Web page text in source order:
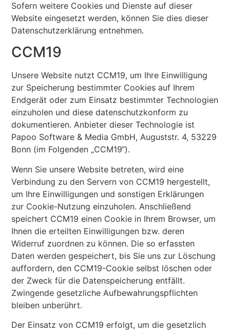
Sofern weitere Cookies und Dienste auf dieser
Website eingesetzt werden, können Sie dies dieser
Datenschutzerklärung entnehmen.
CCM19
Unsere Website nutzt CCM19, um Ihre Einwilligung
zur Speicherung bestimmter Cookies auf Ihrem
Endgerät oder zum Einsatz bestimmter Technologien
einzuholen und diese datenschutzkonform zu
dokumentieren. Anbieter dieser Technologie ist
Papoo Software & Media GmbH, Auguststr. 4, 53229
Bonn (im Folgenden „CCM19“).
Wenn Sie unsere Website betreten, wird eine
Verbindung zu den Servern von CCM19 hergestellt,
um Ihre Einwilligungen und sonstigen Erklärungen
zur Cookie-Nutzung einzuholen. Anschließend
speichert CCM19 einen Cookie in Ihrem Browser, um
Ihnen die erteilten Einwilligungen bzw. deren
Widerruf zuordnen zu können. Die so erfassten
Daten werden gespeichert, bis Sie uns zur Löschung
auffordern, den CCM19-Cookie selbst löschen oder
der Zweck für die Datenspeicherung entfällt.
Zwingende gesetzliche Aufbewahrungspflichten
bleiben unberührt.
Der Einsatz von CCM19 erfolgt, um die gesetzlich